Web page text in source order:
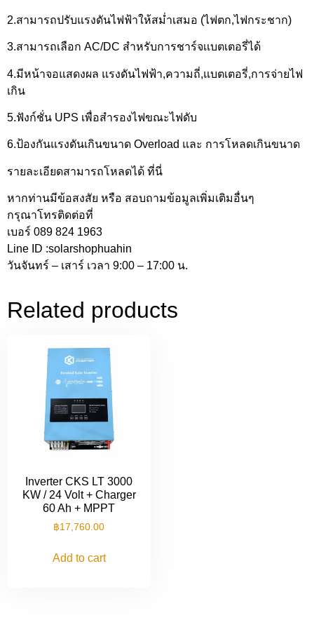
2.สามารถปรับแรงดันไฟฟ้าให้สม่ำเสมอ (ไฟตก,ไฟกระชาก)
3.สามารถเลือก AC/DC สำหรับการชาร์จเเบตเตอรี่ได้
4.มีหน้าจอแสดงผล แรงดันไฟฟ้า,ความถี่,แบตเตอรี่,การจ่ายไฟ
เกิน
5.ฟังก์ชั่น UPS เพื่อสำรองไฟขณะไฟดับ
6.ป้องกันแรงดันเกินขนาด Overload และ การโหลดเกินขนาด
รายละเอียดสามารถโหลดได้ ที่นี่
หากท่านมีข้อสงสัย หรือ สอบถามข้อมูลเพิ่มเติมอื่นๆ
กรุณาโทรติดต่อที่
เบอร์ 089 824 1963
Line ID :solarshophuahin
วันจันทร์ – เสาร์ เวลา 9:00 – 17:00 น.
Related products
Inverter CKS LT 3000
KW / 24 Volt + Charger
60 Ah + MPPT
฿17,760.00
Add to cart